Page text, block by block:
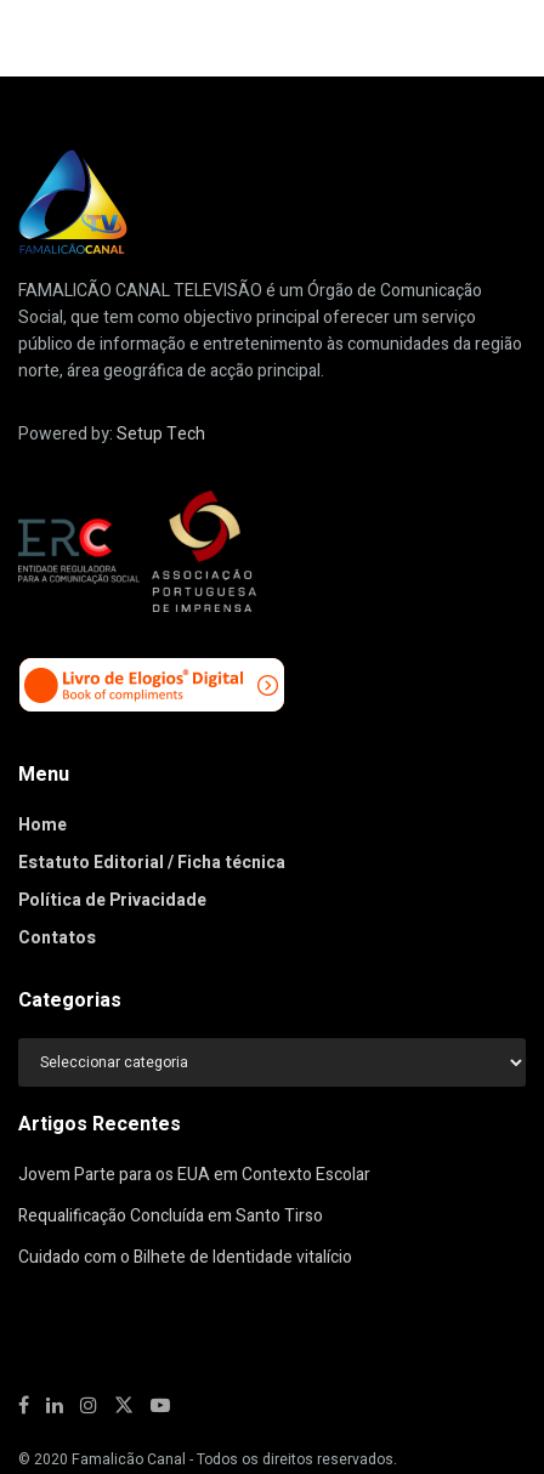
FAMALICÃO CANAL TELEVISÃO é um Órgão de Comunicação
Social, que tem como objectivo principal oferecer um serviço
público de informação e entretenimento às comunidades da região
norte, área geográfica de acção principal.
Powered by:Setup Tech
Menu
Home
Estatuto Editorial / Ficha técnica
Política de Privacidade
Contatos
Categorias
Categorias
Artigos Recentes
Jovem Parte para os EUA em Contexto Escolar
Requalificação Concluída em Santo Tirso
Cuidado com o Bilhete de Identidade vitalício
© 2020 Famalicão Canal - Todos os direitos reservados.